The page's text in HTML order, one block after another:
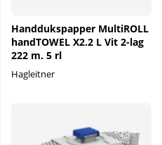
Handdukspapper MultiROLL
handTOWEL X2.2 L Vit 2-lag
222 m. 5 rl
Hagleitner